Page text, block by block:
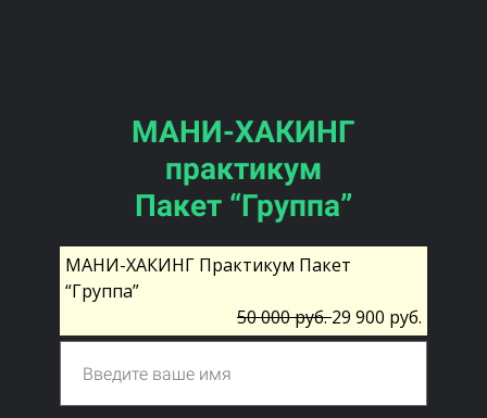
МАНИ-ХАКИНГ
практикум
Пакет “Группа”
МАНИ-ХАКИНГ Практикум Пакет
“Группа”
50 000 руб.29 900 руб.